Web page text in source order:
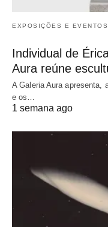
EXPOSIÇÕES E EVENTOS
Individual de
Aura reúne
A Galeria Aura apresenta,
e os…
1 semana ago